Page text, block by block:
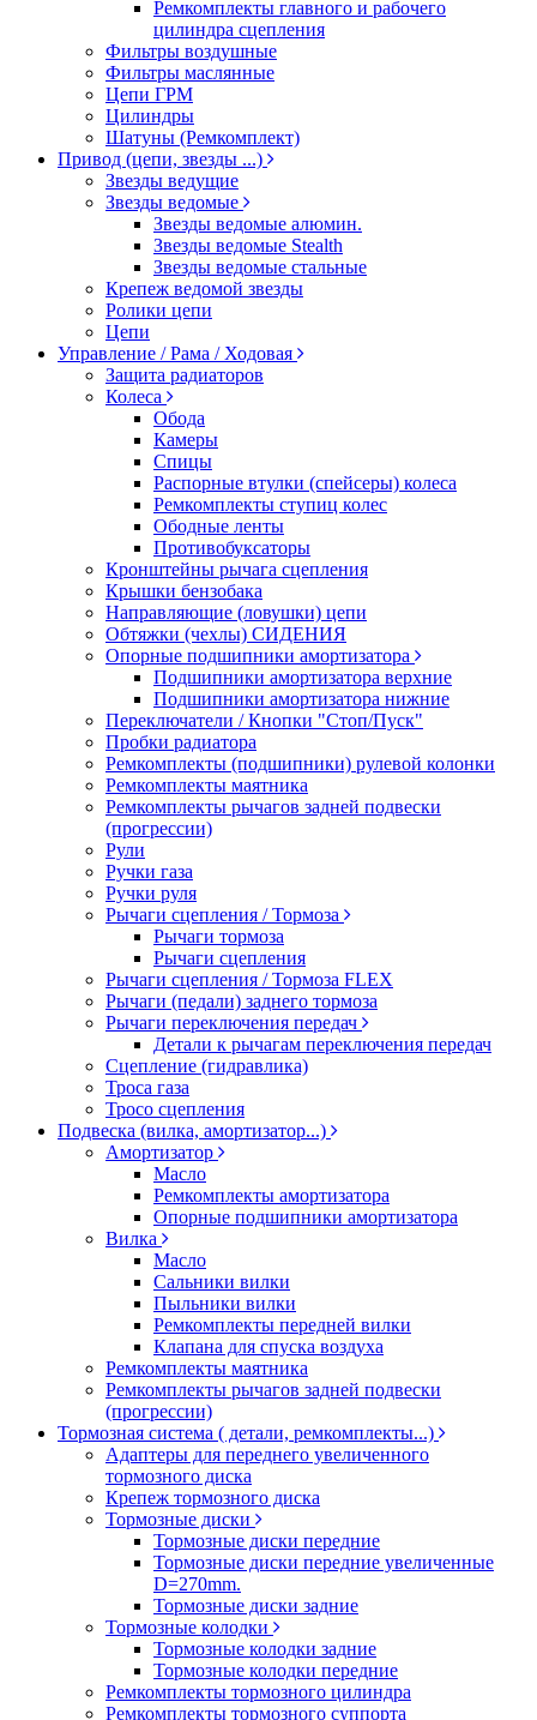
Ремкомплекты главного и рабочего
цилиндра сцепления
Фильтры воздушные
Фильтры маслянные
Цепи ГРМ
Цилиндры
Шатуны (Ремкомплект)
Привод (цепи, звезды ...)
Звезды ведущие
Звезды ведомые
Звезды ведомые алюмин.
Звезды ведомые Stealth
Звезды ведомые стальные
Крепеж ведомой звезды
Ролики цепи
Цепи
Управление / Рама / Ходовая
Защита радиаторов
Колеса
Обода
Камеры
Спицы
Распорные втулки (спейсеры) колеса
Ремкомплекты ступиц колес
Ободные ленты
Противобуксаторы
Кронштейны рычага сцепления
Крышки бензобака
Направляющие (ловушки) цепи
Обтяжки (чехлы) СИДЕНИЯ
Опорные подшипники амортизатора
Подшипники амортизатора верхние
Подшипники амортизатора нижние
Переключатели / Кнопки "Стоп/Пуск"
Пробки радиатора
Ремкомплекты (подшипники) рулевой колонки
Ремкомплекты маятника
Ремкомплекты рычагов задней подвески
(прогрессии)
Рули
Ручки газа
Ручки руля
Рычаги сцепления / Тормоза
Рычаги тормоза
Рычаги сцепления
Рычаги сцепления / Тормоза FLEX
Рычаги (педали) заднего тормоза
Рычаги переключения передач
Детали к рычагам переключения передач
Сцепление (гидравлика)
Троса газа
Тросо сцепления
Подвеска (вилка, амортизатор...)
Амортизатор
Масло
Ремкомплекты амортизатора
Опорные подшипники амортизатора
Вилка
Масло
Сальники вилки
Пыльники вилки
Ремкомплекты передней вилки
Клапана для спуска воздуха
Ремкомплекты маятника
Ремкомплекты рычагов задней подвески
(прогрессии)
Тормозная система ( детали, ремкомплекты...)
Адаптеры для переднего увеличенного
тормозного диска
Крепеж тормозного диска
Тормозные диски
Тормозные диски передние
Тормозные диски передние увеличенные
D=270mm.
Тормозные диски задние
Тормозные колодки
Тормозные колодки задние
Тормозные колодки передние
Ремкомплекты тормозного цилиндра
Ремкомплекты тормозного суппорта